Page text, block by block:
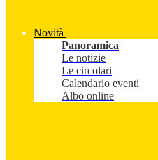
Novità
Panoramica
Le notizie
Le circolari
Calendario eventi
Albo online